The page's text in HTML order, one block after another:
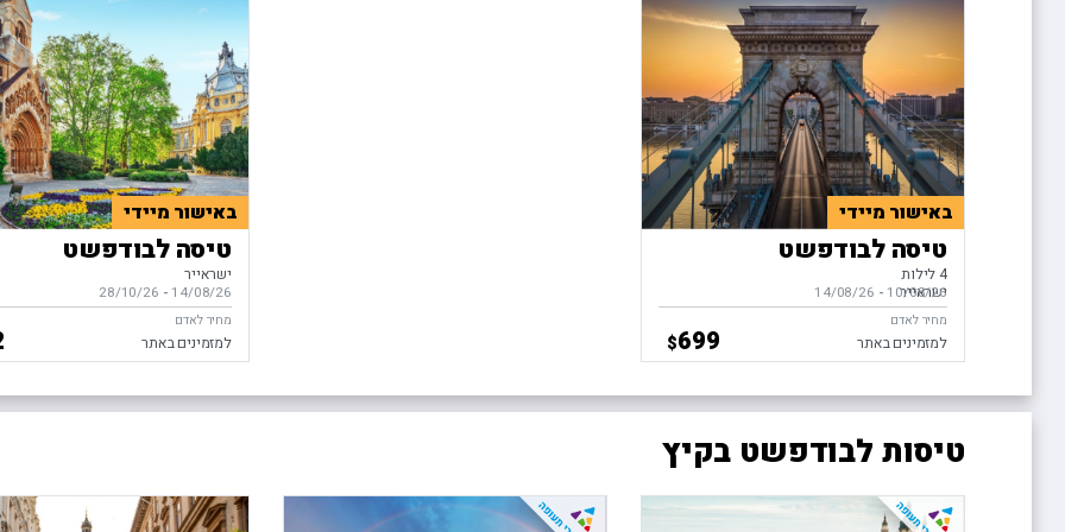
באישור מיידי
טיסה לבודפשט
4 לילות
ישראייר
בין התאריכים,
10/08/26
-
14/08/26
למזמינים באתר
מחיר לאדם
$699
באישור מיידי
טיסה לבודפשט
ישראייר
בין התאריכים,
14/08/26
-
28/10/26
למזמינים באתר
מחיר לאדם
טיסות לבודפשט בקיץ